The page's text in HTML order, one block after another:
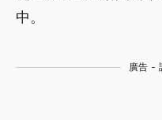
中。
廣告 -